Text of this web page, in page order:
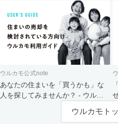
ウルカモ公式note
あなたの住まいを「買うかも」な
人を探してみませんか？ - ウルカ
ウルカモト